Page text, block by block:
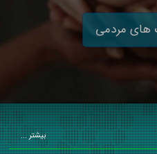
های مردمی
بیشتر ...